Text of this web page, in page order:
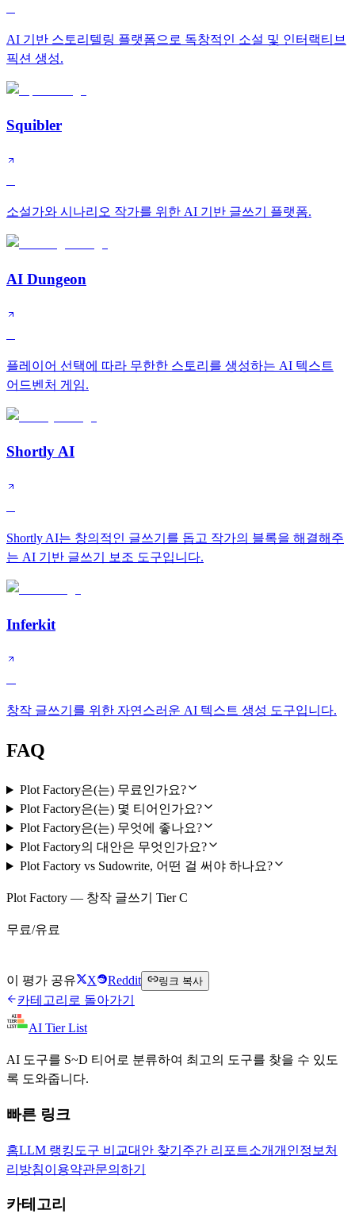
AI 기반 스토리텔링 플랫폼으로 독창적인 소설 및 인터랙티브
픽션 생성.
Squibler
소설가와 시나리오 작가를 위한 AI 기반 글쓰기 플랫폼.
AI Dungeon
플레이어 선택에 따라 무한한 스토리를 생성하는 AI 텍스트
어드벤처 게임.
Shortly AI
Shortly AI는 창의적인 글쓰기를 돕고 작가의 블록을 해결해주
는 AI 기반 글쓰기 보조 도구입니다.
Inferkit
창작 글쓰기를 위한 자연스러운 AI 텍스트 생성 도구입니다.
FAQ
Plot Factory은(는) 무료인가요?
Plot Factory은(는) 몇 티어인가요?
Plot Factory은(는) 무엇에 좋나요?
Plot Factory의 대안은 무엇인가요?
Plot Factory vs Sudowrite, 어떤 걸 써야 하나요?
Plot Factory — 창작 글쓰기 Tier C
무료/유료
이 평가 공유 X Reddit 링크 복사
카테고리로 돌아가기
AI Tier List
AI 도구를 S~D 티어로 분류하여 최고의 도구를 찾을 수 있도
록 도와줍니다.
빠른 링크
홈LLM 랭킹 도구 비교대안 찾기 주간 리포트소개개인정보처
리방침이용약관문의하기
카테고리